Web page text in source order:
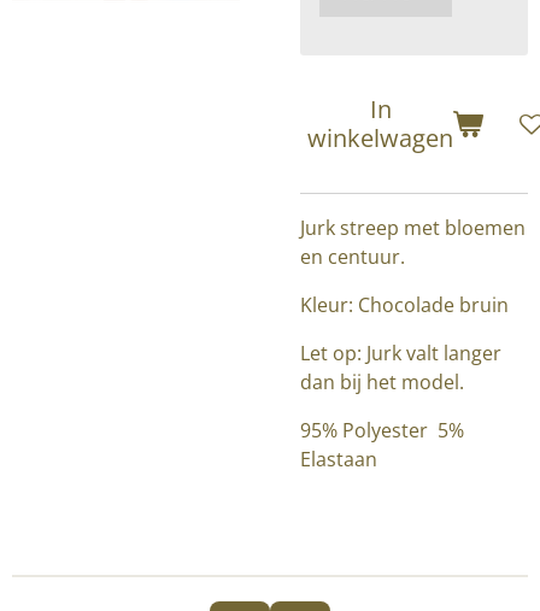
In
winkelwagen
Jurk streep met bloemen
en centuur.
Kleur: Chocolade bruin
Let op: Jurk valt langer
dan bij het model.
95% Polyester 5%
Elastaan